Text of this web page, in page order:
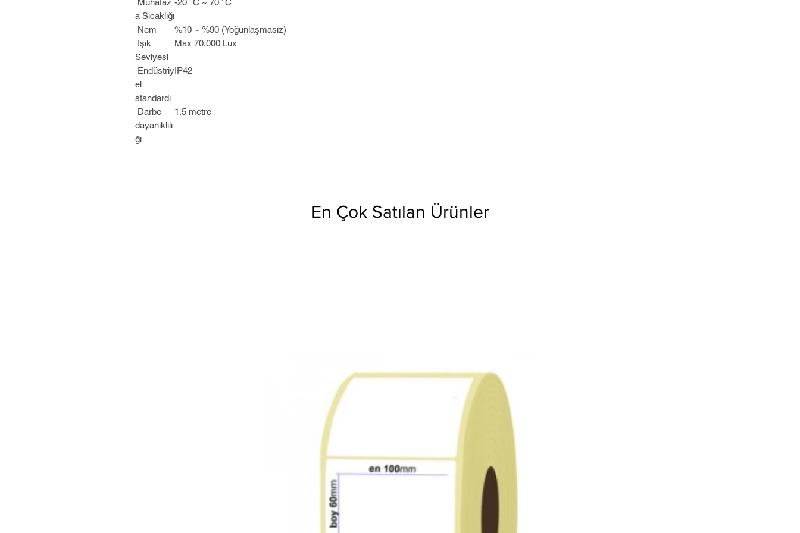
Muhafaz
a Sıcaklığı
-20 °C ~ 70 °C
Nem
%10 ~ %90 (Yoğunlaşmasız)
Işık
Seviyesi
Max 70.000 Lux
Endüstriy
el
standardı
IP42
Darbe
dayanıklılı
ğı
1,5 metre
En Çok Satılan Ürünler